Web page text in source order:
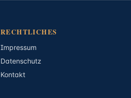
RECHTLICHES
Impressum
Datenschutz
Kontakt